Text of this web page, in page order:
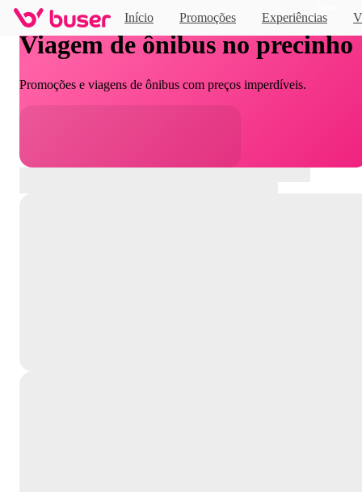
Início Promoções Experiências
Viagem de ônibus no precinho
Promoções e viagens de ônibus com preços imperdíveis.